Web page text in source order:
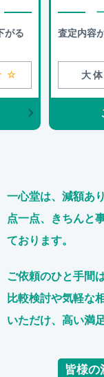
がる
査定内容
大
一心堂は、減額あ
点一点、きちんと
ております。
ご依頼のひと手間
比較検討や気軽な
いただけ、高い満
皆様の